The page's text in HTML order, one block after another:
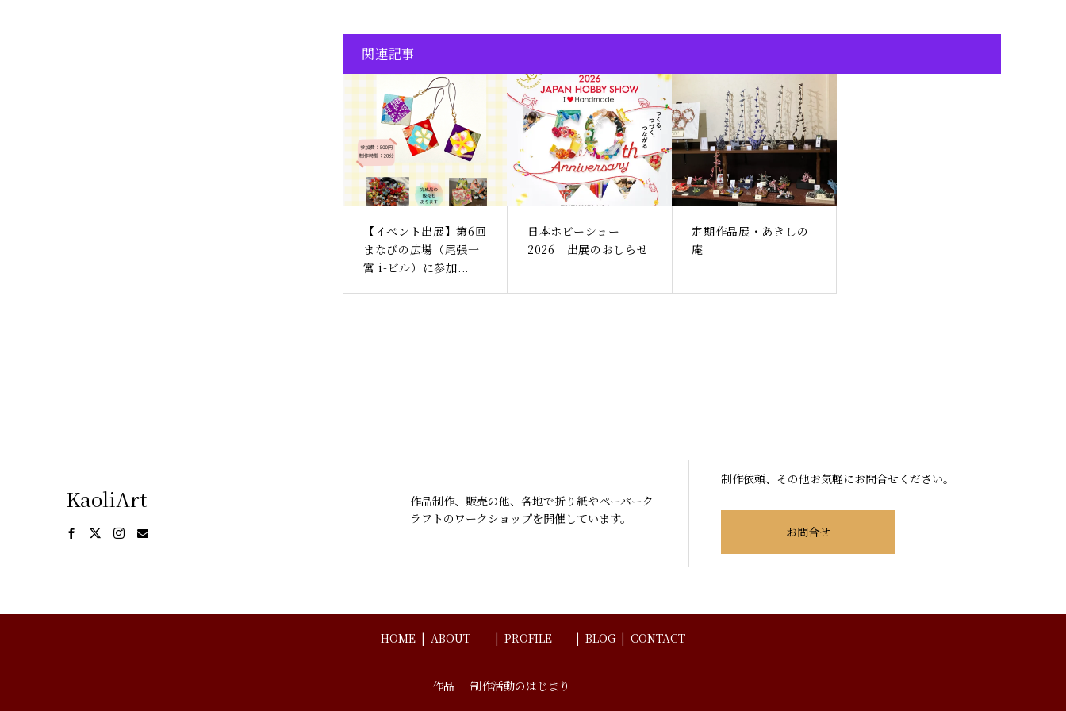
関連記事
【イベント出展】第6回
まなびの広場（尾張一
宮 i-ビル）に参加...
日本ホビーショー
2026 出展のおしらせ
定期作品展・あきしの
庵
KaoliArt
作品制作、販売の他、各地で折り紙やペーパーク
ラフトのワークショップを開催しています。
制作依頼、その他お気軽にお問合せください。
お問合せ
HOME ABOUT
作品
PROFILE
制作活動のはじまり
BLOG CONTACT